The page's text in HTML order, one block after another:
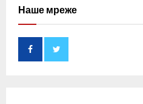
cНаше мреже